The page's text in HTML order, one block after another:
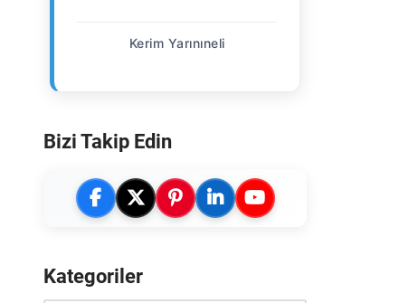
Kerim Yarınıneli
Bizi Takip Edin
Kategoriler